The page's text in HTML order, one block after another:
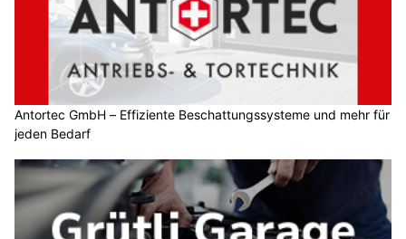
Antortec GmbH – Effiziente Beschattungssysteme und mehr für
jeden Bedarf